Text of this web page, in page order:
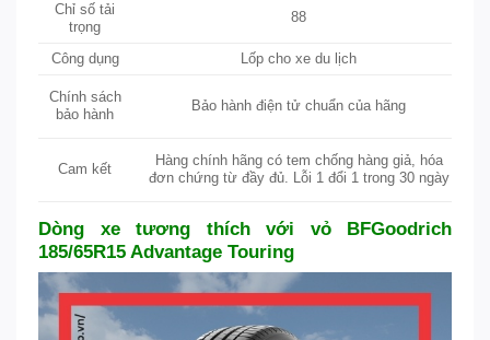
Chỉ số tải
trọng
88
Công dụng Lốp cho xe du lịch
Chính sách
bảo hành
Bảo hành điện tử chuẩn của hãng
Cam kết
Hàng chính hãng có tem chống hàng giả, hóa
đơn chứng từ đầy đủ. Lỗi 1 đổi 1 trong 30 ngày
Dòng xe tương thích với vỏ BFGoodrich
185/65R15 Advantage Touring